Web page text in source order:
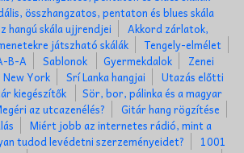
összhangzatos, pentaton és blues skála
hangú skála ujjrendjei
Akkord zárlatok,
játszható skálák
Tengely-elmélet
B-A
Sablonok Gyermekdalok
Zenei
New York Srí Lanka hangjai
Utazás előtti
kiegészítők
Sör, bor, pálinka és a magyar
az utcazenélés?
Gitár hang rögzítése
Miért jobb az internetes rádió, mint a
tudod levédetni szerzeményeidet?
1001